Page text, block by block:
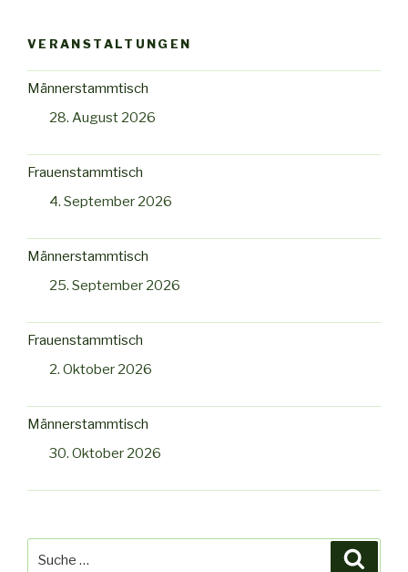
VERANSTALTUNGEN
Männerstammtisch
28. August 2026
Frauenstammtisch
4. September 2026
Männerstammtisch
25. September 2026
Frauenstammtisch
2. Oktober 2026
Männerstammtisch
30. Oktober 2026